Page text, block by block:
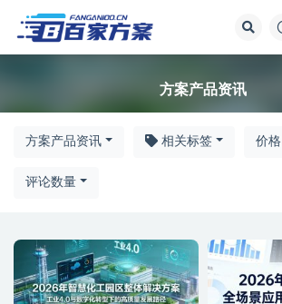
方案产品资讯
方案产品资讯 相关标签 价格
评论数量